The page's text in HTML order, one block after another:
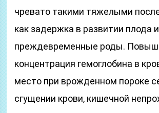
чревато такими тяжелыми
как задержка в развитии плода и
преждевременные роды.
концентрация гемоглобина в
место при врожденном пороке
сгущении крови, кишечной